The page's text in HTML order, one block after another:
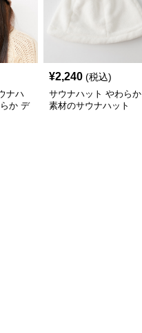
ナハ
か デ
¥2,240 (税込)
サウナハット やわらか
素材のサウナハット